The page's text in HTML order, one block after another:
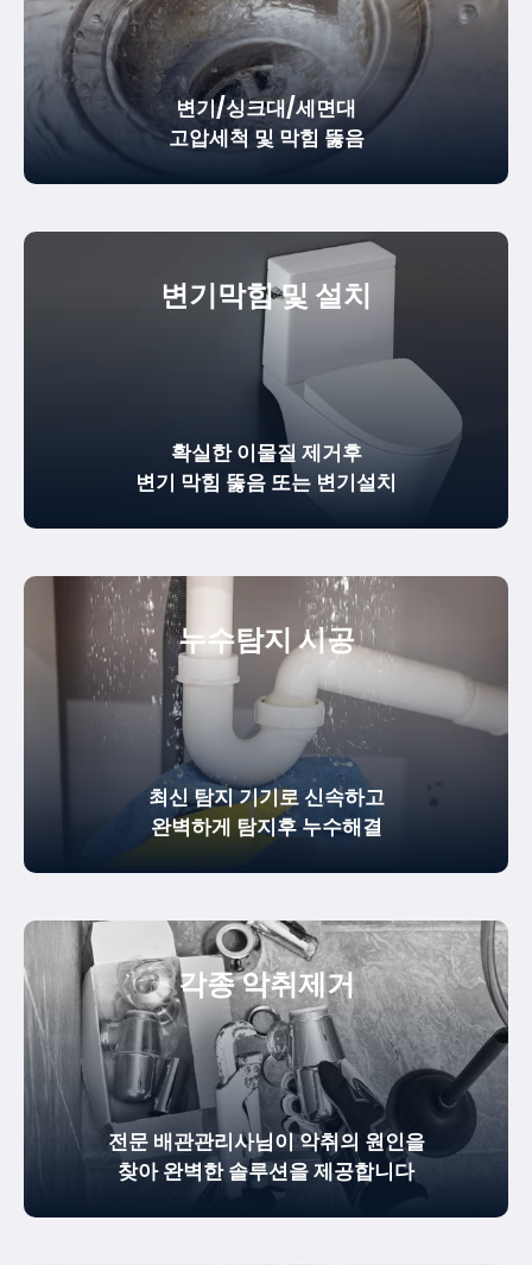
변기/싱크대/세면대
고압세척 및 막힘 뚫음
변기막힘 및 설치
확실한이물질 제거후
변기 막힘 뚫음 또는 변기설치
누수탐지 시공
최신 탐지 기기로 신속하고
완벽하게 탐지후 누수해결
각종 악취제거
전문 배관관리사님이 악취의 원인을
찾아 완벽한 솔루션을 제공합니다